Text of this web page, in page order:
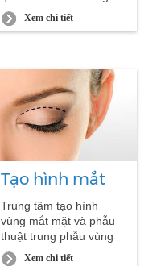
tâm phẫu thuật Phaco
hàng đầu với nền tảng
trị hiện đại, đồng bộ.
Xem chi tiết
Tạo hình mắt
Trung tâm tạo hình
vùng mắt mặt và phẫu
thuật trung phẫu vùng
mắt.Xem chi tiết